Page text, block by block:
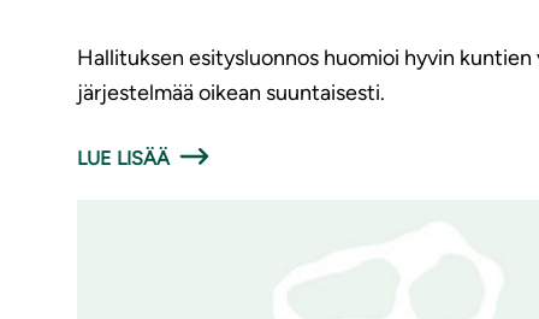
Hallituksen esitysluonnos huomioi hyvin
järjestelmää oikean suuntaisesti.
LUE LISÄÄ